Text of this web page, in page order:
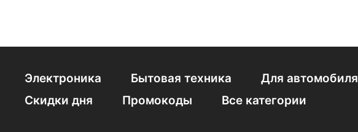
Электроника Бытовая техника Для автомобиля
Скидки дня
Промокоды Все категории